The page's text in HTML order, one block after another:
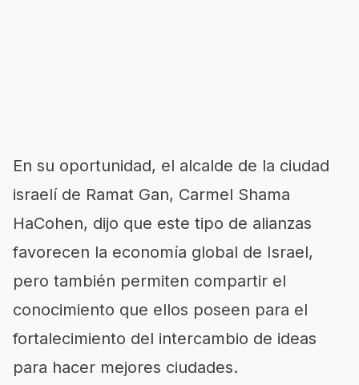
En su oportunidad, el alcalde de la ciudad
israelí de Ramat Gan, Carmel Shama
HaCohen, dijo que este tipo de alianzas
favorecen la economía global de Israel,
pero también permiten compartir el
conocimiento que ellos poseen para el
fortalecimiento del intercambio de ideas
para hacer mejores ciudades.